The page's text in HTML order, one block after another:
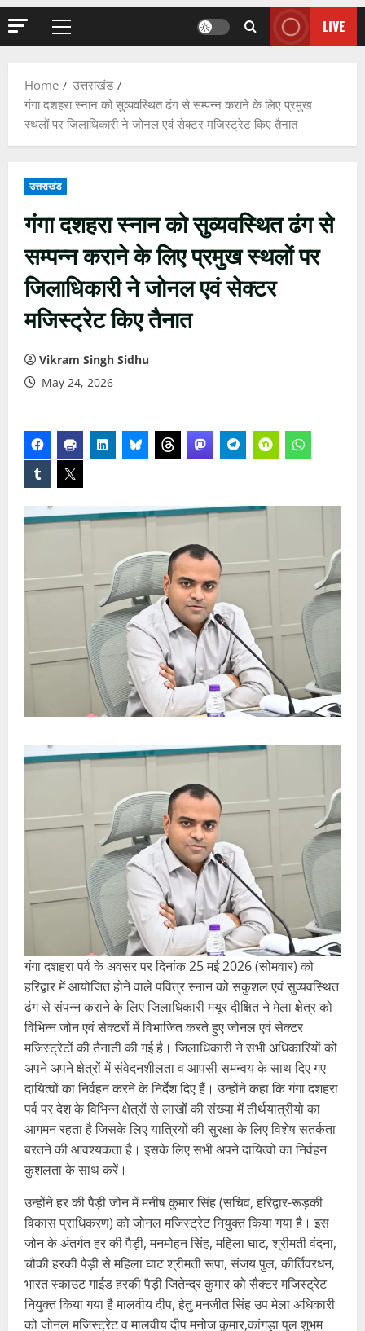
Primary
LIVE
Home
उत्तराखंड
गंगा दशहरा स्नान को सुव्यवस्थित ढंग से सम्पन्न कराने के लिए प्रमुख
स्थलों पर जिलाधिकारी ने जोनल एवं सेक्टर मजिस्ट्रेट किए तैनात
उत्तराखंड
गंगा दशहरा स्नान को सुव्यवस्थित ढंग से
सम्पन्न कराने के लिए प्रमुख स्थलों पर
जिलाधिकारी ने जोनल एवं सेक्टर
मजिस्ट्रेट किए तैनात
Vikram Singh Sidhu
May 24, 2026
गंगा दशहरा पर्व के अवसर पर दिनांक 25 मई 2026 (सोमवार) को
हरिद्वार में आयोजित होने वाले पवित्र स्नान को सकुशल एवं सुव्यवस्थित
ढंग से संपन्न कराने के लिए जिलाधिकारी मयूर दीक्षित ने मेला क्षेत्र को
विभिन्न जोन एवं सेक्टरों में विभाजित करते हुए जोनल एवं सेक्टर
मजिस्ट्रेटों की तैनाती की गई है। जिलाधिकारी ने सभी अधिकारियों को
अपने अपने क्षेत्रों में संवेदनशीलता व आपसी समन्वय के साथ दिए गए
दायित्वों का निर्वहन करने के निर्देश दिए हैं। उन्होंने कहा कि गंगा दशहरा
पर्व पर देश के विभिन्न क्षेत्रों से लाखों की संख्या में तीर्थयात्रीयो का
आगमन रहता है जिसके लिए यात्रियों की सुरक्षा के लिए विशेष सतर्कता
बरतने की आवश्यकता है। इसके लिए सभी अपने दायित्वो का निर्वहन
कुशलता के साथ करें।
उन्होंने हर की पैड़ी जोन में मनीष कुमार सिंह (सचिव, हरिद्वार-रूड़की
विकास प्राधिकरण) को जोनल मजिस्ट्रेट नियुक्त किया गया है। इस
जोन के अंतर्गत हर की पैड़ी, मनमोहन सिंह, महिला घाट, श्रीमती वंदना,
चौकी हरकी पैड़ी से महिला घाट श्रीमती रूपा, संजय पुल, कीर्तिवरधन,
भारत स्काउट गाईड हरकी पैड़ी जितेन्द्र कुमार को सैक्टर मजिस्ट्रेट
नियुक्त किया गया है मालवीय दीप, हेतु मनजीत सिंह उप मेला अधिकारी
को जोनल मजिस्ट्रेट व मालवीय दीप मनोज कुमार,कांगड़ा पुल शुभम